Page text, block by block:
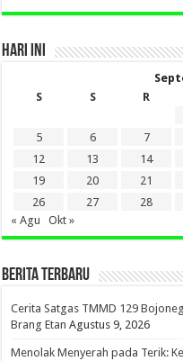
HARI INI
S
S R
5
6 7
12
13 14
19
20 21
26
27 28
« Agu
Okt »
BERITA TERBARU
Cerita Satgas TMMD 129
Brang Etan Agustus 9, 2026
Menolak Menyerah pada Terik: